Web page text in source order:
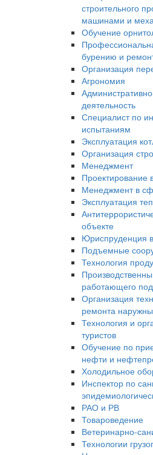
строительного
машинами и
Обучение
бурению и
Организация
Агрономия
деятельность
Специалист по
испытаниям
Эксплуатация
Организация
Менеджмент
Проектирование
Менеджмент в
Эксплуатация
объекте
Юриспруденция
Подъемные
Технология
работающего
Организация
ремонта
Технология и
туристов
Обучение по
нефти и
Холодильное
Инспектор по
РАО и РВ
Товароведение
Ветеринарно-
Технологии